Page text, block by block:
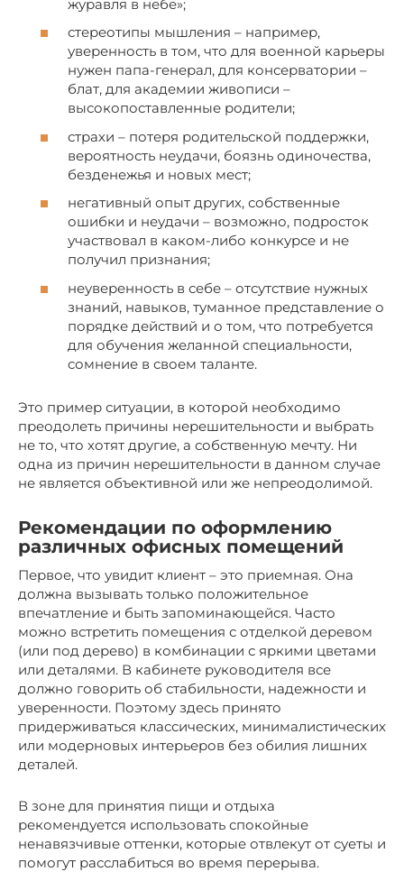
журавля в небе»;
стереотипы мышления – например,
уверенность в том, что для военной карьеры
нужен папа-генерал, для консерватории –
блат, для академии живописи –
высокопоставленные родители;
страхи – потеря родительской поддержки,
вероятность неудачи, боязнь одиночества,
безденежья и новых мест;
негативный опыт других, собственные
ошибки и неудачи – возможно, подросток
участвовал в каком-либо конкурсе и не
получил признания;
неуверенность в себе – отсутствие нужных
знаний, навыков, туманное представление о
порядке действий и о том, что потребуется
для обучения желанной специальности,
сомнение в своем таланте.
Это пример ситуации, в которой необходимо
преодолеть причины нерешительности и выбрать
не то, что хотят другие, а собственную мечту. Ни
одна из причин нерешительности в данном случае
не является объективной или же непреодолимой.
Рекомендации по оформлению
различных офисных помещений
Первое, что увидит клиент – это приемная. Она
должна вызывать только положительное
впечатление и быть запоминающейся. Часто
можно встретить помещения с отделкой деревом
(или под дерево) в комбинации с яркими цветами
или деталями. В кабинете руководителя все
должно говорить об стабильности, надежности и
уверенности. Поэтому здесь принято
придерживаться классических, минималистических
или модерновых интерьеров без обилия лишних
деталей.
В зоне для принятия пищи и отдыха
рекомендуется использовать спокойные
ненавязчивые оттенки, которые отвлекут от суеты и
помогут расслабиться во время перерыва.